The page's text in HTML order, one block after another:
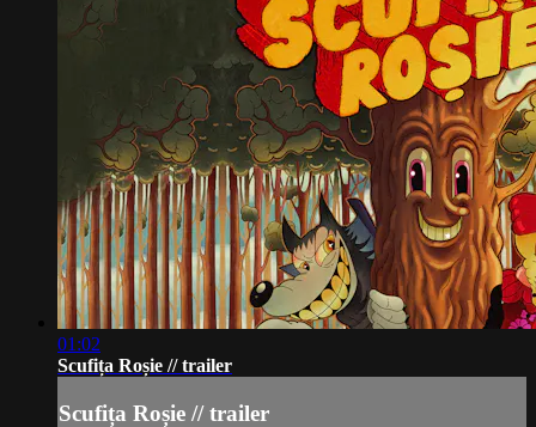
01:02
Scufița Roșie // trailer
Scufița Roșie // trailer